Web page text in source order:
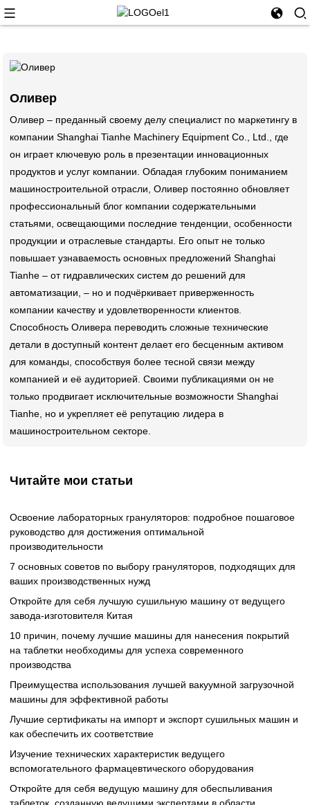
Оливер
Оливер – преданный своему делу специалист по маркетингу в
компании Shanghai Tianhe Machinery Equipment Co., Ltd., где
он играет ключевую роль в презентации инновационных
продуктов и услуг компании. Обладая глубоким пониманием
машиностроительной отрасли, Оливер постоянно обновляет
профессиональный блог компании содержательными
статьями, освещающими последние тенденции, особенности
продукции и отраслевые стандарты. Его опыт не только
повышает узнаваемость основных предложений Shanghai
Tianhe – от гидравлических систем до решений для
автоматизации, – но и подчёркивает приверженность
компании качеству и удовлетворенности клиентов.
Способность Оливера переводить сложные технические
детали в доступный контент делает его бесценным активом
для команды, способствуя более тесной связи между
компанией и её аудиторией. Своими публикациями он не
только продвигает исключительные возможности Shanghai
Tianhe, но и укрепляет её репутацию лидера в
машиностроительном секторе.
Читайте мои статьи
Освоение лабораторных грануляторов: подробное пошаговое
руководство для достижения оптимальной
производительности
7 основных советов по выбору грануляторов, подходящих для
ваших производственных нужд
Откройте для себя лучшую сушильную машину от ведущего
завода-изготовителя Китая
10 причин, почему лучшие машины для нанесения покрытий
на таблетки необходимы для успеха современного
производства
Преимущества использования лучшей вакуумной загрузочной
машины для эффективной работы
Лучшие сертификаты на импорт и экспорт сушильных машин и
как обеспечить их соответствие
Изучение технических характеристик ведущего
вспомогательного фармацевтического оборудования
Откройте для себя ведущую машину для обеспыливания
таблеток, созданную ведущими экспертами в области